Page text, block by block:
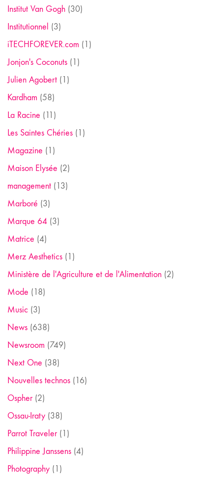
Institut Van Gogh (30)
Institutionnel (3)
iTECHFOREVER.com (1)
Jonjon's Coconuts (1)
Julien Agobert (1)
Kardham (58)
La Racine (11)
Les Saintes Chéries (1)
Magazine (1)
Maison Elysée (2)
management (13)
Marboré (3)
Marque 64 (3)
Matrice (4)
Merz Aesthetics (1)
Ministère de l'Agriculture et de l'Alimentation (2)
Mode (18)
Music (3)
News (638)
Newsroom (749)
Next One (38)
Nouvelles technos (16)
Ospher(2)
Ossau-Iraty (38)
Parrot Traveler(1)
Philippine Janssens (4)
Photography (1)